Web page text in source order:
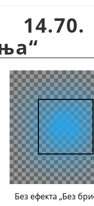
Без ефекта „Без